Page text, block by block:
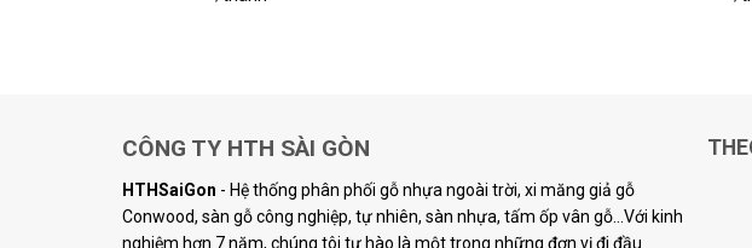
CÔNG TY HTH SÀI GÒN
HTHSaiGon - Hệ thống phân phối gỗ nhựa ngoài trời, xi măng giả gỗ
Conwood, sàn gỗ công nghiệp, tự nhiên, sàn nhựa, tấm ốp vân gỗ...Với kinh
nghiệm hơn 7 năm, chúng tôi tự hào là một trong những đơn vị đi đầu